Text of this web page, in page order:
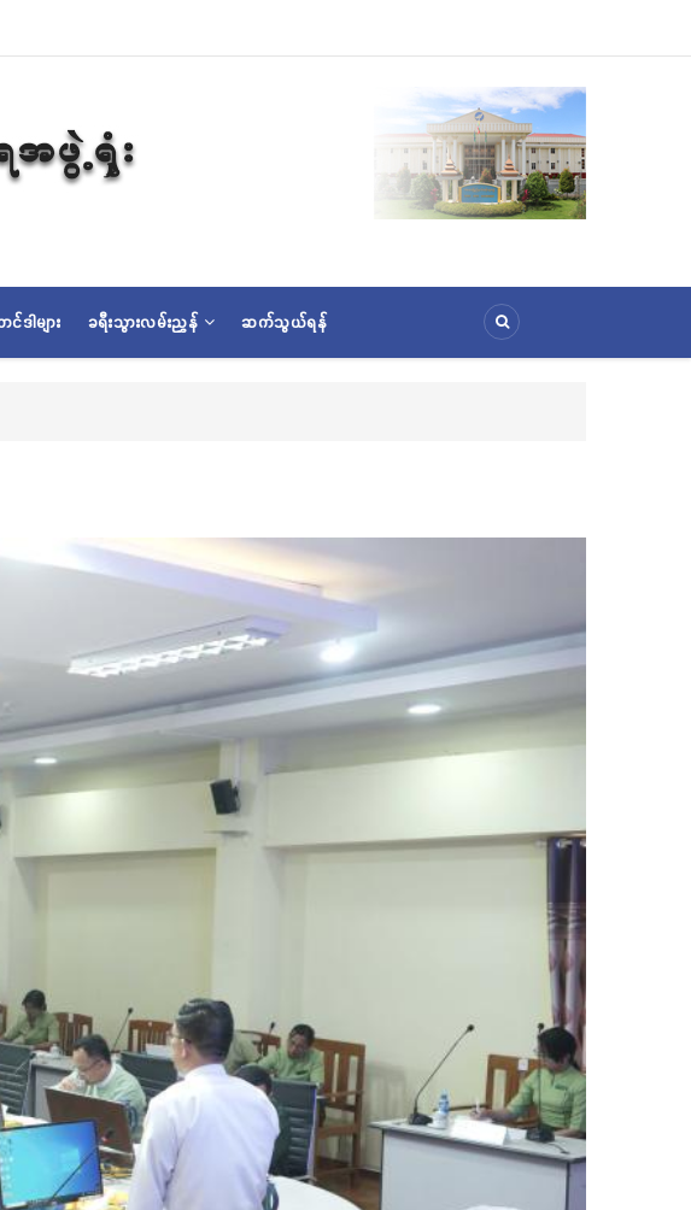
င်ဒါများ ခရီးသွားလမ်းညွှန် ဆက်သွယ်ရန်
ကပ်လှူပူဇော်ခြင်းအောင်ပွဲနှင့် (၃၆) ကြိမ်မြောက် စုပေါင်းမဟာဘုံကထိန် အလှူတော်မင်္ဂလာအခမ်းအနား ကျင်းပ